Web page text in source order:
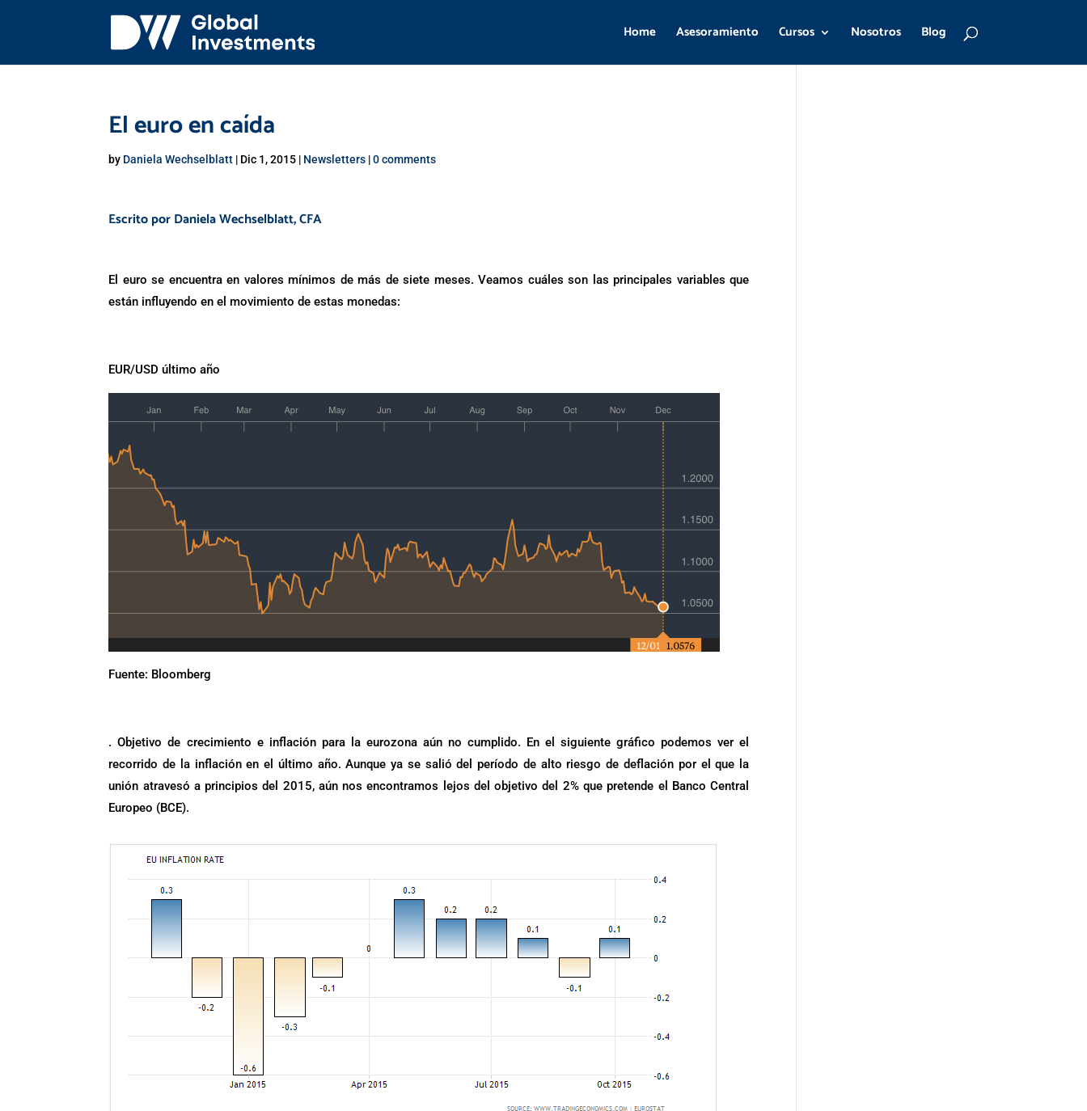
Home Asesoramiento Cursos Nosotros Blog
El euro en caída
by Daniela Wechselblatt | Dic 1, 2015 | Newsletters |0 comments
Escrito porDaniela Wechselblatt, CFA
El euro se encuentra en valores mínimos de más de siete meses. Veamos cuáles son las principales variables que
están influyendo en el movimiento de estas monedas:
EUR/USD último año
Fuente: Bloomberg
. Objetivo de crecimiento e inflación para la eurozona aún no cumplido. En el siguiente gráfico podemos ver el
recorrido de la inflación en el último año. Aunque ya se salió del período de alto riesgo de deflación por el que la
unión atravesó a principios del 2015, aún nos encontramos lejos del objetivo del 2% que pretende el Banco Central
Europeo (BCE).